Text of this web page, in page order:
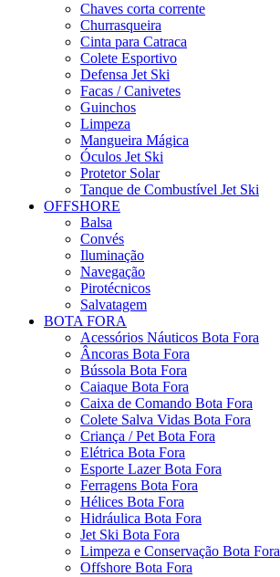
Chaves corta corrente
Churrasqueira
Cinta para Catraca
Colete Esportivo
Defensa Jet Ski
Facas / Canivetes
Guinchos
Limpeza
Mangueira Mágica
Óculos Jet Ski
Protetor Solar
Tanque de Combustível Jet Ski
OFFSHORE
Balsa
Convés
Iluminação
Navegação
Pirotécnicos
Salvatagem
BOTA FORA
Acessórios Náuticos Bota Fora
Âncoras Bota Fora
Bússola Bota Fora
Caiaque Bota Fora
Caixa de Comando Bota Fora
Colete Salva Vidas Bota Fora
Criança / Pet Bota Fora
Elétrica Bota Fora
Esporte Lazer Bota Fora
Ferragens Bota Fora
Hélices Bota Fora
Hidráulica Bota Fora
Jet Ski Bota Fora
Limpeza e Conservação Bota Fora
Offshore Bota Fora